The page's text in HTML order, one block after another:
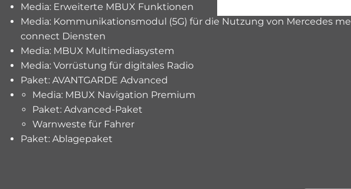
Media: Erweiterte MBUX Funktionen
Media: Kommunikationsmodul (5G) für die Nutzung von Mercedes me
connect Diensten
Media: MBUX Multimediasystem
Media: Vorrüstung für digitales Radio
Paket: AVANTGARDE Advanced
Media: MBUX Navigation Premium
Paket: Advanced-Paket
Warnweste für Fahrer
Paket: Ablagepaket